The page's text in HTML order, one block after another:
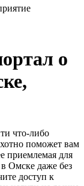
о
что-либо
поможет вам
приемлемая для
Омске даже без
доступ к